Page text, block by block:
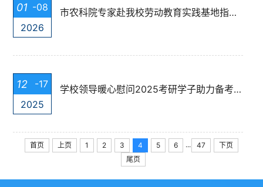
01 -08
2026
市农科院专家赴我校劳动教育实践基地指导工作
12
-17
2025
学校领导暖心慰问2025考研学子助力备考冲刺
首页 上页 1 2 3 4 5 6 ... 47
下页
尾页